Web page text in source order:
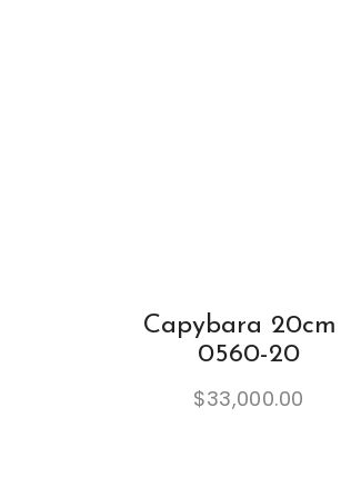
Capybara 20cm
0560-20
$33,000.00